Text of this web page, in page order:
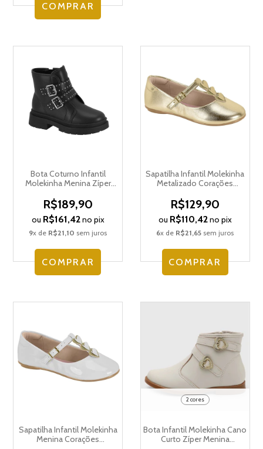
COMPRAR
Bota Coturno Infantil
Molekinha Menina Zíper
R$189,90
ou R$161,42no pix
9x de R$21,10 sem juros
COMPRAR
Sapatilha Infantil Molekinha
Metalizado Corações
R$129,90
ou R$110,42no pix
6x de R$21,65 sem juros
COMPRAR
Sapatilha Infantil Molekinha
Menina Corações
2 cores
Bota Infantil Molekinha Cano
Curto Zíper Menina